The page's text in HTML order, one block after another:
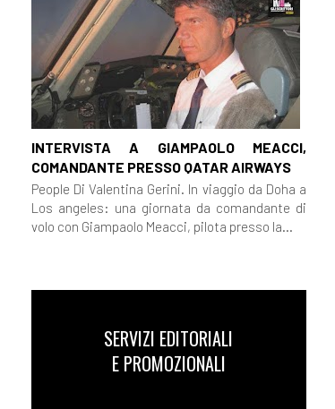
INTERVISTA A GIAMPAOLO MEACCI,
COMANDANTE PRESSO QATAR AIRWAYS
People Di Valentina Gerini. In viaggio da Doha a
Los angeles: una giornata da comandante di
volo con Giampaolo Meacci, pilota presso la...
SERVIZI EDITORIALI
E PROMOZIONALI